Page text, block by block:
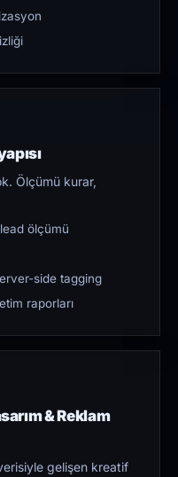
Ölçümü kurar,
ölçümü
side tagging
raporları
& Reklam
gelişen kreatif